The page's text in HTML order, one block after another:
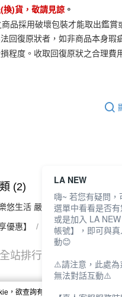
換)貨，敬請見諒 。
品採用破壞包裝才能取出鑑賞
回復原狀者，如非商品本身瑕
程度。收取回復原狀之合理費
(2)
悠生活 嚴選好物 優質家電
優惠】 【10點】點點金兌換
全站排行
，欲查詢有關本網站使用 cookie 方
LA NEW
嗨~ 若您有疑問，
選單中看看是否有
或是加入 LA
帳號】，即可與
動😊
⚠️請注意，此處為
無法對話互動⚠️